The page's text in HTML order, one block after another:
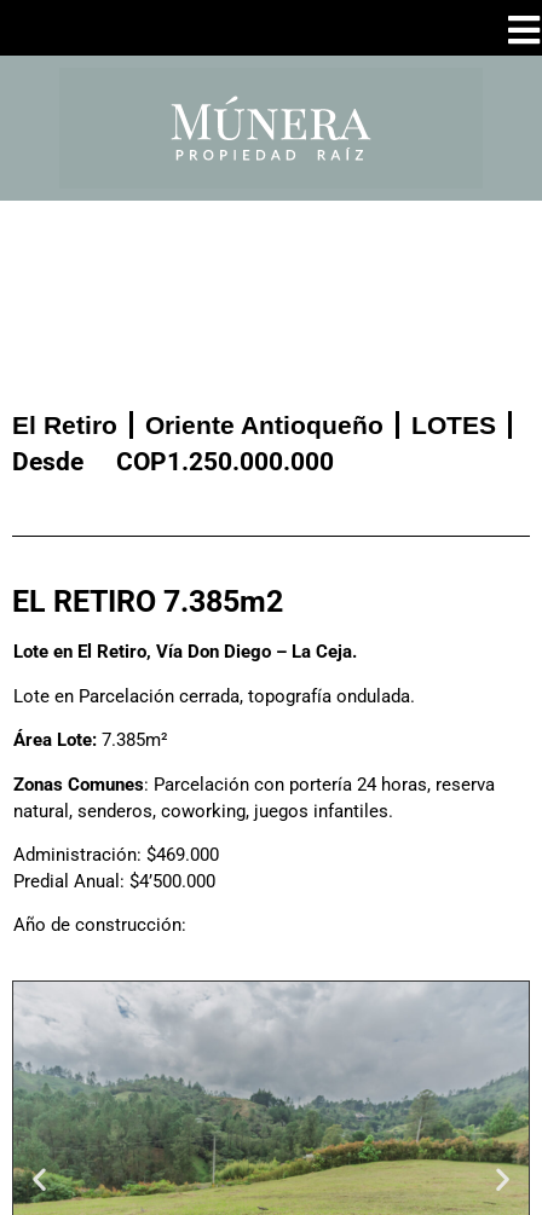
El Retiro Oriente Antioqueño LOTES
Desde COP1.250.000.000
EL RETIRO 7.385m2
Lote en El Retiro, Vía Don Diego – La Ceja.
Lote en Parcelación cerrada, topografía ondulada.
Área Lote: 7.385m²
Zonas Comunes: Parcelación con portería 24 horas, reserva
natural, senderos, coworking, juegos infantiles.
Administración: $469.000
Predial Anual: $4’500.000
Año de construcción: